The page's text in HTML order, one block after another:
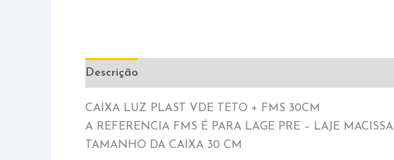
Descrição
CAIXA LUZ PLAST VDE TETO + FMS 30CM
A REFERENCIA FMS É PARA LAGE PRE – LAJE MACISSA
TAMANHO DA CAIXA 30 CM